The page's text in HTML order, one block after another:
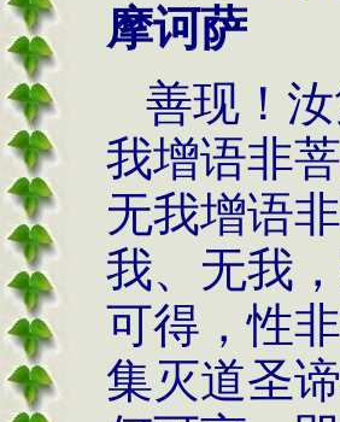
摩诃萨
善现！
我增语非
无我增语
我、无我
可得，性
集灭道圣